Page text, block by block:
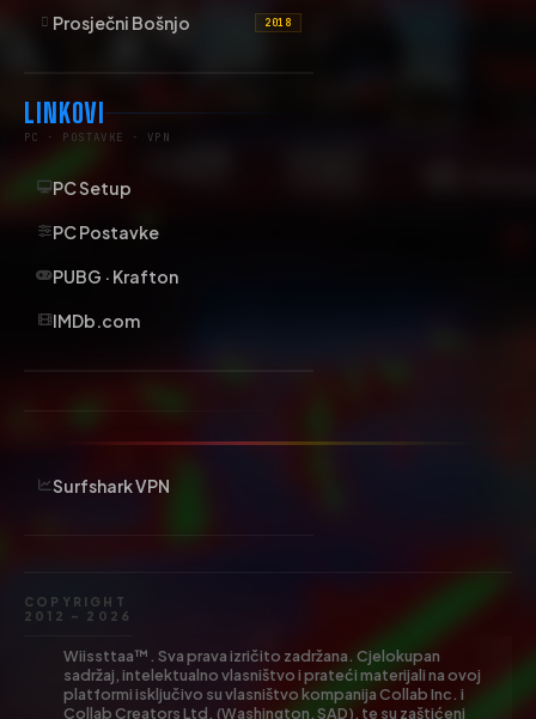
Prosječni Bošnjo 2018
LINKOVI
PC · POSTAVKE · VPN
PC Setup
PC Postavke
PUBG · Krafton
IMDb.com
Surfshark VPN
COPYRIGHT
2012 – 2026
Wiissttaa™. Sva prava izričito zadržana. Cjelokupan
sadržaj, intelektualno vlasništvo i prateći materijali na ovoj
platformi isključivo su vlasništvo kompanija Collab Inc. i
Collab Creators Ltd. (Washington, SAD), te su zaštićeni